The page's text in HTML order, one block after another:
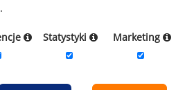
Statystyki Marketing